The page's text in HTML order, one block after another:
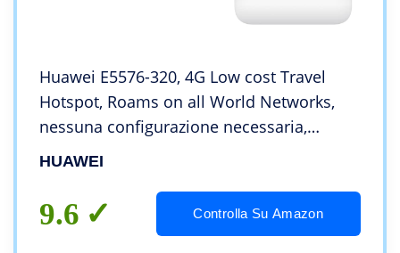
Huawei E5576-320, 4G Low cost Travel
Hotspot, Roams on all World Networks,
nessuna configurazione necessaria,
colore: bianco
HUAWEI
9.6 Controlla Su Amazon